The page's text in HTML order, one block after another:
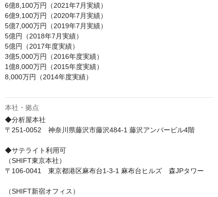
6億8,100万円（2021年7月実績）
6億9,100万円（2020年7月実績）
5億7,000万円（2019年7月実績）
5億円（2018年7月実績）
5億円（2017年度実績）
3億5,000万円（2016年度実績）
1億8,000万円（2015年度実績）
8,000万円（2014年度実績）
本社・拠点
◆分析屋本社
〒251-0052　神奈川県藤沢市藤沢484-1 藤沢アンバービル4階
◆サテライト利用可
（SHIFT東京本社）
〒106-0041　東京都港区麻布台1-3-1 麻布台ヒルズ　森JPタワー
（SHIFT新宿オフィス）